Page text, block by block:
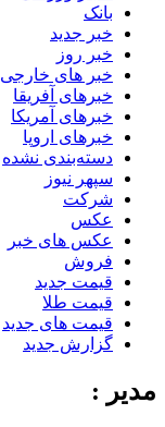
بانک
خبر جدید
خبر روز
خبر های خارجی
خبرهای آفریقا
خبرهای آمریکا
خبرهای اروپا
دسته‌بندی نشده
سپهر نیوز
شرکت
عکس
عکس های خبر
فروش
قیمت جدید
قیمت طلا
قیمت های جدید
گزارش جدید
مدیر :